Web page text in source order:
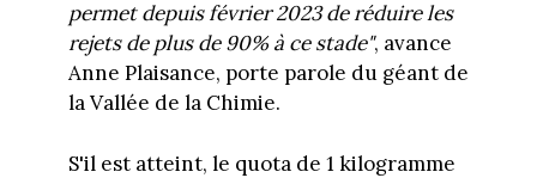
permet depuis février 2023 de réduire les
rejets de plus de 90% à ce stade", avance
Anne Plaisance, porte parole du géant de
la Vallée de la Chimie.
S'il est atteint, le quota de 1 kilogramme